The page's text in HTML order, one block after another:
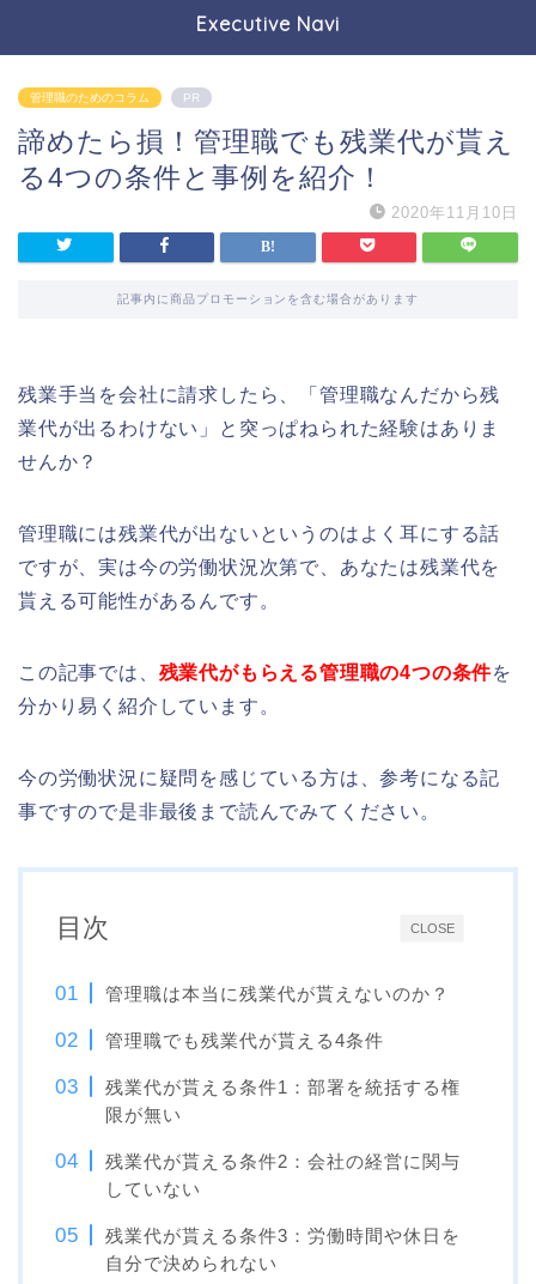
Executive Navi
管理職のためのコラム PR
諦めたら損！管理職でも残業代が貰え
る4つの条件と事例を紹介！
2020年11月10日
記事内に商品プロモーションを含む場合があります
残業手当を会社に請求したら、「管理職なんだから残
業代が出るわけない」と突っぱねられた経験はありま
せんか？
管理職には残業代が出ないというのはよく耳にする話
ですが、実は今の労働状況次第で、あなたは残業代を
貰える可能性があるんです。
この記事では、 残業代がもらえる管理職の4つの条件を
分かり易く紹介しています。
今の労働状況に疑問を感じている方は、参考になる記
事ですので是非最後まで読んでみてください。
CLOSE
目次
管理職は本当に残業代が貰えないのか？
管理職でも残業代が貰える4条件
残業代が貰える条件1：部署を統括する権
限が無い
残業代が貰える条件2：会社の経営に関与
していない
残業代が貰える条件3：労働時間や休日を
自分で決められない